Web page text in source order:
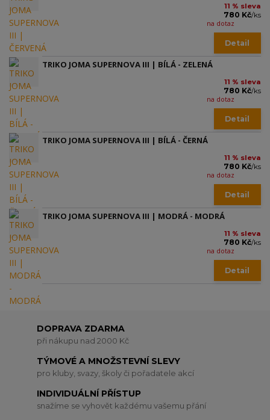
11 % sleva
780 Kč/ks
na dotaz
Detail
TRIKO JOMA SUPERNOVA III | BÍLÁ - ZELENÁ
11 % sleva
780 Kč/ks
na dotaz
Detail
TRIKO JOMA SUPERNOVA III | BÍLÁ - ČERNÁ
11 % sleva
780 Kč/ks
na dotaz
Detail
TRIKO JOMA SUPERNOVA III | MODRÁ - MODRÁ
11 % sleva
780 Kč/ks
na dotaz
Detail
DOPRAVA ZDARMA
při nákupu nad 2000 Kč
TÝMOVÉ A MNOŽSTEVNÍ SLEVY
pro kluby, svazy, školy či pořadatele akcí
INDIVIDUÁLNÍ PŘÍSTUP
snažíme se vyhovět každému vašemu přání